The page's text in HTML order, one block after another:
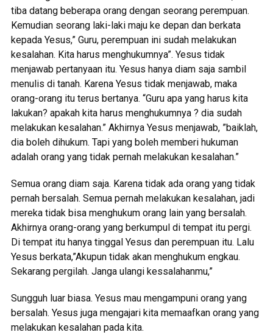
tiba datang beberapa orang dengan seorang perempuan.
Kemudian seorang laki-laki maju ke depan dan berkata
kepada Yesus,” Guru, perempuan ini sudah melakukan
kesalahan. Kita harus menghukumnya”. Yesus tidak
menjawab pertanyaan itu. Yesus hanya diam saja sambil
menulis di tanah. Karena Yesus tidak menjawab, maka
orang-orang itu terus bertanya. “Guru apa yang harus kita
lakukan? apakah kita harus menghukumnya ? dia sudah
melakukan kesalahan.” Akhirnya Yesus menjawab, ”baiklah,
dia boleh dihukum. Tapi yang boleh memberi hukuman
adalah orang yang tidak pernah melakukan kesalahan.”
Semua orang diam saja. Karena tidak ada orang yang tidak
pernah bersalah. Semua pernah melakukan kesalahan, jadi
mereka tidak bisa menghukum orang lain yang bersalah.
Akhirnya orang-orang yang berkumpul di tempat itu pergi.
Di tempat itu hanya tinggal Yesus dan perempuan itu. Lalu
Yesus berkata,”Akupun tidak akan menghukum engkau.
Sekarang pergilah. Janga ulangi kessalahanmu,”
Sungguh luar biasa. Yesus mau mengampuni orang yang
bersalah. Yesus juga mengajari kita memaafkan orang yang
melakukan kesalahan pada kita.